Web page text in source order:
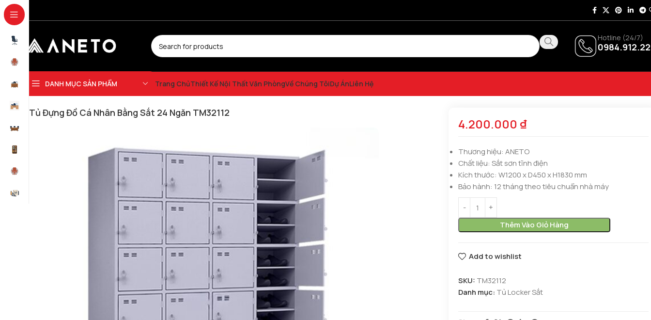
Hotline (24/7)
DANH MỤC SẢN PHẨM Trang ChủThiết Kế Nội Thất Văn PhòngVề Chúng TôiDự ÁnLiên Hệ
Tủ Đựng Đồ Cá Nhân Bằng Sắt 24 Ngăn TM32112
4.200.000 ₫
Thương hiệu: ANETO
Chất liệu: Sắt sơn tĩnh điện
Kích thước: W1200 x D450 x H1830 mm
Bảo hành: 12 tháng theo tiêu chuẩn nhà máy
Thêm Vào Giỏ Hàng
Add to wishlist
SKU: TM32112
Danh mục: Tủ Locker Sắt